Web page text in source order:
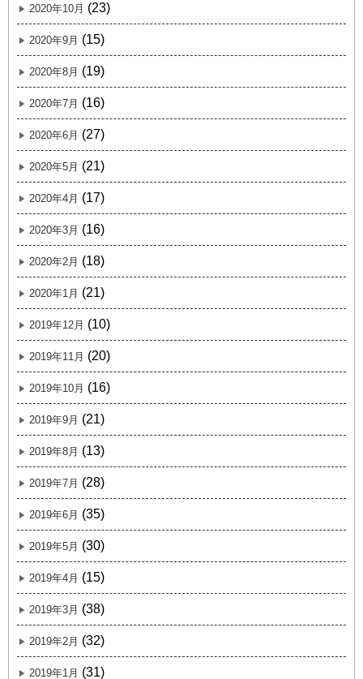
2020年10月 (23)
2020年9月 (15)
2020年8月 (19)
2020年7月 (16)
2020年6月 (27)
2020年5月 (21)
2020年4月 (17)
2020年3月 (16)
2020年2月 (18)
2020年1月 (21)
2019年12月 (10)
2019年11月 (20)
2019年10月 (16)
2019年9月 (21)
2019年8月 (13)
2019年7月 (28)
2019年6月 (35)
2019年5月 (30)
2019年4月 (15)
2019年3月 (38)
2019年2月 (32)
2019年1月 (31)